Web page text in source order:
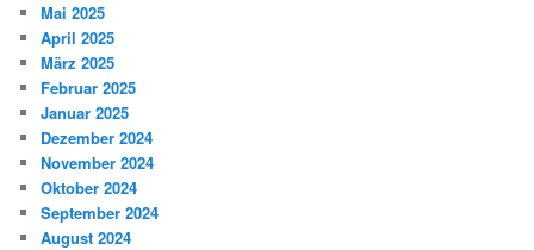
Mai 2025
April 2025
März 2025
Februar 2025
Januar 2025
Dezember 2024
November 2024
Oktober 2024
September 2024
August 2024